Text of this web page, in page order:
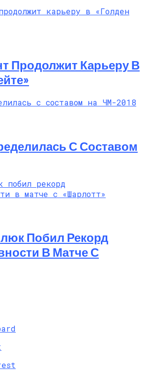
Продолжит Карьеру В
С Составом
Побил Рекорд
В Матче С